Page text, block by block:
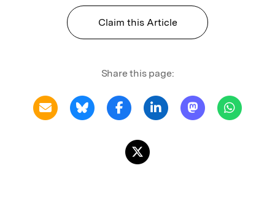
Claim this Article
Share this page: